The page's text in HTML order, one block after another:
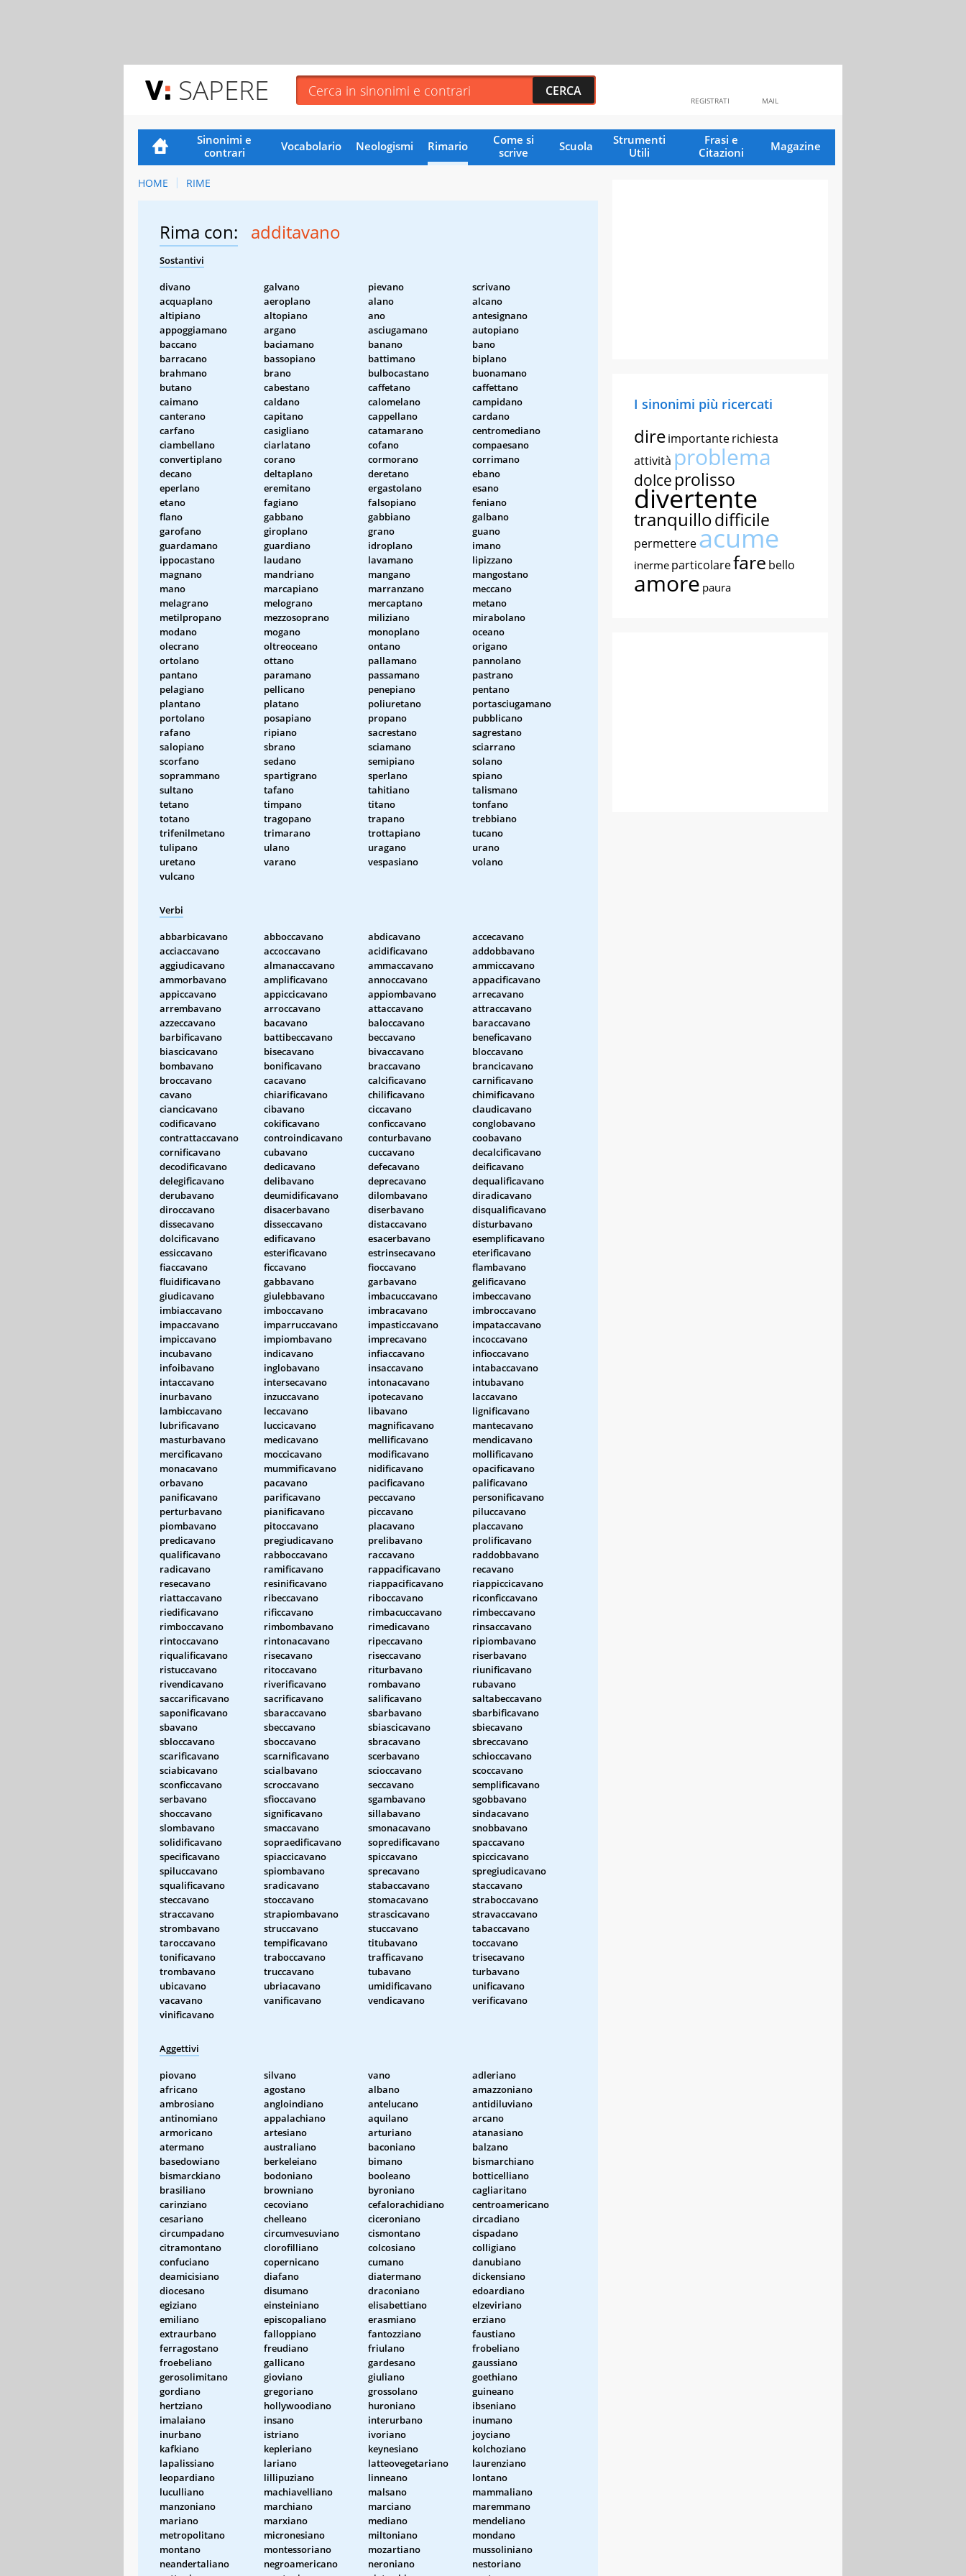
SAPERE MAIL
REGISTRATI
Sinonimi e
contrari
Vocabolario Neologismi Rimario
Come si
scrive
Scuola
Strumenti
Utili
Frasi e
Citazioni
Magazine
HOME RIME
Rima con: additavano
Sostantivi
divano galvano pievano
scrivano
acquaplano
aeroplano alano
alcano
altipiano
altopiano ano
antesignano
appoggiamano
argano asciugamano
autopiano
baccano
baciamano banano
bano
barracano
bassopiano battimano
biplano
brahmano
brano bulbocastano
buonamano
butano
cabestano caffetano
caffettano
caimano
caldano calomelano
campidano
canterano
capitano cappellano
cardano
carfano
casigliano catamarano
centromediano
ciambellano
ciarlatano cofano
compaesano
convertiplano
corano cormorano
corrimano
decano
deltaplano deretano
ebano
eperlano
eremitano ergastolano
esano
etano
fagiano falsopiano
feniano
flano
gabbano gabbiano
galbano
garofano
giroplano grano
guano
guardamano
guardiano idroplano
imano
ippocastano
laudano lavamano
lipizzano
magnano
mandriano mangano
mangostano
mano
marcapiano marranzano
meccano
melagrano
melograno mercaptano
metano
metilpropano
mezzosoprano miliziano
mirabolano
modano
mogano monoplano
oceano
olecrano
oltreoceano ontano
origano
ortolano
ottano pallamano
pannolano
pantano
paramano passamano
pastrano
pelagiano
pellicano penepiano
pentano
plantano
platano poliuretano
portasciugamano
portolano
posapiano propano
pubblicano
rafano
ripiano sacrestano
sagrestano
salopiano
sbrano sciamano
sciarrano
scorfano
sedano semipiano
solano
soprammano
spartigrano sperlano
spiano
sultano
tafano tahitiano
talismano
tetano
timpano titano
tonfano
totano
tragopano trapano
trebbiano
trifenilmetano
trimarano trottapiano
tucano
tulipano
ulano uragano
urano
uretano
varano vespasiano
volano
vulcano
Verbi
abbarbicavano abboccavano abdicavano
accecavano
acciaccavano
accoccavano acidificavano
addobbavano
aggiudicavano
almanaccavano ammaccavano
ammiccavano
ammorbavano
amplificavano annoccavano
appacificavano
appiccavano
appiccicavano appiombavano
arrecavano
arrembavano
arroccavano attaccavano
attraccavano
azzeccavano
bacavano baloccavano
baraccavano
barbificavano
battibeccavano beccavano
beneficavano
biascicavano
bisecavano bivaccavano
bloccavano
bombavano
bonificavano braccavano
brancicavano
broccavano
cacavano calcificavano
carnificavano
cavano
chiarificavano chilificavano
chimificavano
ciancicavano
cibavano ciccavano
claudicavano
codificavano
cokificavano conficcavano
conglobavano
contrattaccavano
controindicavano conturbavano
coobavano
cornificavano
cubavano cuccavano
decalcificavano
decodificavano
dedicavano defecavano
deificavano
delegificavano
delibavano deprecavano
dequalificavano
derubavano
deumidificavano dilombavano
diradicavano
diroccavano
disacerbavano diserbavano
disqualificavano
dissecavano
disseccavano distaccavano
disturbavano
dolcificavano
edificavano esacerbavano
esemplificavano
essiccavano
esterificavano estrinsecavano
eterificavano
fiaccavano
ficcavano fioccavano
flambavano
fluidificavano
gabbavano garbavano
gelificavano
giudicavano
giulebbavano imbacuccavano
imbeccavano
imbiaccavano
imboccavano imbracavano
imbroccavano
impaccavano
imparruccavano impasticcavano
impataccavano
impiccavano
impiombavano imprecavano
incoccavano
incubavano
indicavano infiaccavano
infioccavano
infoibavano
inglobavano insaccavano
intabaccavano
intaccavano
intersecavano intonacavano
intubavano
inurbavano
inzuccavano ipotecavano
laccavano
lambiccavano
leccavano libavano
lignificavano
lubrificavano
luccicavano magnificavano
mantecavano
masturbavano
medicavano mellificavano
mendicavano
mercificavano
moccicavano modificavano
mollificavano
monacavano
mummificavano nidificavano
opacificavano
orbavano
pacavano pacificavano
palificavano
panificavano
parificavano peccavano
personificavano
perturbavano
pianificavano piccavano
piluccavano
piombavano
pitoccavano placavano
placcavano
predicavano
pregiudicavano prelibavano
prolificavano
qualificavano
rabboccavano raccavano
raddobbavano
radicavano
ramificavano rappacificavano
recavano
resecavano
resinificavano riappacificavano
riappiccicavano
riattaccavano
ribeccavano riboccavano
riconficcavano
riedificavano
rificcavano rimbacuccavano
rimbeccavano
rimboccavano
rimbombavano rimedicavano
rinsaccavano
rintoccavano
rintonacavano ripeccavano
ripiombavano
riqualificavano
risecavano riseccavano
riserbavano
ristuccavano
ritoccavano riturbavano
riunificavano
rivendicavano
riverificavano rombavano
rubavano
saccarificavano
sacrificavano salificavano
saltabeccavano
saponificavano
sbaraccavano sbarbavano
sbarbificavano
sbavano
sbeccavano sbiascicavano
sbiecavano
sbloccavano
sboccavano sbracavano
sbreccavano
scarificavano
scarnificavano scerbavano
schioccavano
sciabicavano
scialbavano scioccavano
scoccavano
sconficcavano
scroccavano seccavano
semplificavano
serbavano
sfioccavano sgambavano
sgobbavano
shoccavano
significavano sillabavano
sindacavano
slombavano
smaccavano smonacavano
snobbavano
solidificavano
sopraedificavano sopredificavano
spaccavano
specificavano
spiaccicavano spiccavano
spiccicavano
spiluccavano
spiombavano sprecavano
spregiudicavano
squalificavano
sradicavano stabaccavano
staccavano
steccavano
stoccavano stomacavano
straboccavano
straccavano
strapiombavano strascicavano
stravaccavano
strombavano
struccavano stuccavano
tabaccavano
taroccavano
tempificavano titubavano
toccavano
tonificavano
traboccavano trafficavano
trisecavano
trombavano
truccavano tubavano
turbavano
ubicavano
ubriacavano umidificavano
unificavano
vacavano
vanificavano vendicavano
verificavano
vinificavano
Aggettivi
piovano silvano vano
adleriano
africano
agostano albano
amazzoniano
ambrosiano
angloindiano antelucano
antidiluviano
antinomiano
appalachiano aquilano
arcano
armoricano
artesiano arturiano
atanasiano
atermano
australiano baconiano
balzano
basedowiano
berkeleiano bimano
bismarchiano
bismarckiano
bodoniano booleano
botticelliano
brasiliano
browniano byroniano
cagliaritano
carinziano
cecoviano cefalorachidiano
centroamericano
cesariano
chelleano ciceroniano
circadiano
circumpadano
circumvesuviano cismontano
cispadano
citramontano
clorofilliano colcosiano
colligiano
confuciano
copernicano cumano
danubiano
deamicisiano
diafano diatermano
dickensiano
diocesano
disumano draconiano
edoardiano
egiziano
einsteiniano elisabettiano
elzeviriano
emiliano
episcopaliano erasmiano
erziano
extraurbano
falloppiano fantozziano
faustiano
ferragostano
freudiano friulano
frobeliano
froebeliano
gallicano gardesano
gaussiano
gerosolimitano
gioviano giuliano
goethiano
gordiano
gregoriano grossolano
guineano
hertziano
hollywoodiano huroniano
ibseniano
imalaiano
insano interurbano
inumano
inurbano
istriano ivoriano
joyciano
kafkiano
kepleriano keynesiano
kolchoziano
lapalissiano
lariano latteovegetariano
laurenziano
leopardiano
lillipuziano linneano
lontano
luculliano
machiavelliano malsano
mammaliano
manzoniano
marchiano marciano
maremmano
mariano
marxiano mediano
mendeliano
metropolitano
micronesiano miltoniano
mondano
montano
montessoriano mozartiano
mussoliniano
neandertaliano
negroamericano neroniano
nestoriano
I sinonimi più ricercati
direimportanterichiesta
attività problema
dolce prolisso
divertente
tranquillodifficile
permettereacume
inerme particolarefare bello
amore paura